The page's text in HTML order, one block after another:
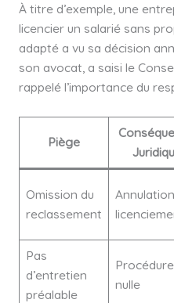
À titre d’exemple, une
licencier un salarié sans
adapté a vu sa décision
son avocat, a saisi le
rappelé l’importance du
Piège
Omission du
reclassement
Pas
d’entretien
préalable
Procédure
nulle